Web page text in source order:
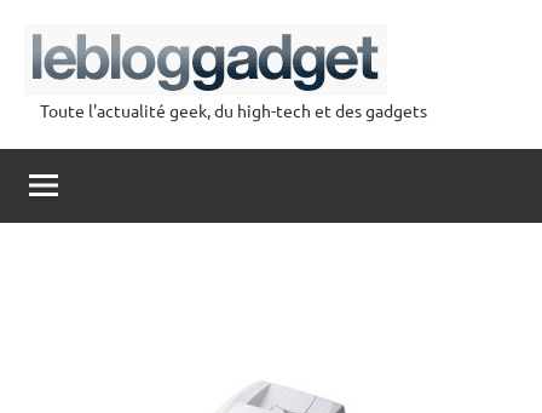
contenu
lebloggadget
Toute l'actualité geek, du high-tech et des gadgets